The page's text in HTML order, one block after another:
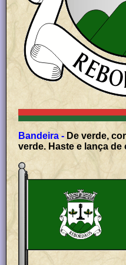
Bandeira - De verde,
verde. Haste e lança de